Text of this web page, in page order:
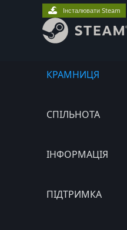
КРАМНИЦЯ
СПІЛЬНОТА
ІНФОРМАЦІЯ
ПІДТРИМКА
Інсталювати Steam